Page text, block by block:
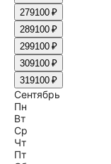
279100 ₽
289100 ₽
299100 ₽
309100 ₽
319100 ₽
Сентябрь
Пн
Вт
Ср
Чт
Пт